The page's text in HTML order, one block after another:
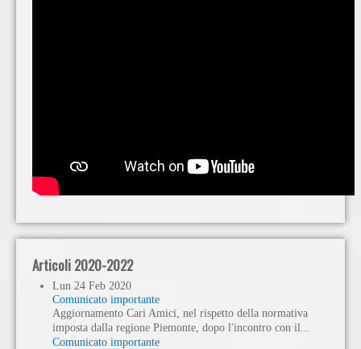
Articoli 2020-2022
Lun 24 Feb 2020
Comunicato importante
Aggiornamento Cari Amici, nel rispetto della normativa
imposta dalla regione Piemonte, dopo l'incontro con il...
Comunicato importante